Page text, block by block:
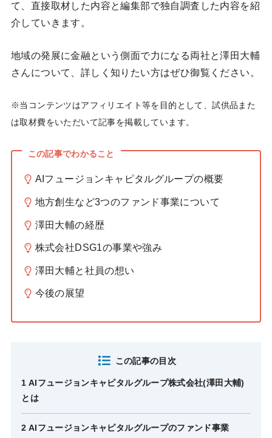
て、直接取材した内容と編集部で独自調査した内容を紹
介していきます。
地域の発展に金融という側面で力になる両社と澤田大輔
さんについて、詳しく知りたい方はぜひ御覧ください。
※当コンテンツはアフィリエイト等を目的として、試供品また
は取材費をいただいて記事を掲載しています。
この記事でわかること
AIフュージョンキャピタルグループの概要
地方創生など3つのファンド事業について
澤田大輔の経歴
株式会社DSG1の事業や強み
澤田大輔と社員の想い
今後の展望
この記事の目次
1 AIフュージョンキャピタルグループ株式会社(澤田大輔)
とは
2 AIフュージョンキャピタルグループのファンド事業